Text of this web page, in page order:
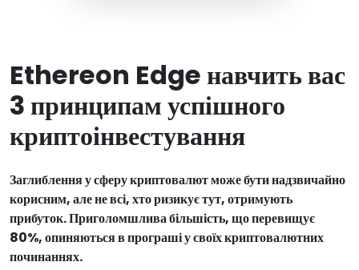
Ethereon Edge навчить вас
3 принципам успішного
криптоінвестування
Заглиблення у сферу криптовалют може бути надзвичайно
корисним, але не всі, хто ризикує тут, отримують
прибуток. Приголомшлива більшість, що перевищує
80%, опиняються в програші у своїх криптовалютних
починаннях.